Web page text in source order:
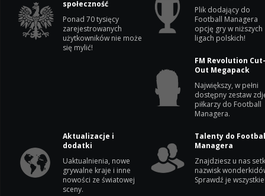
społeczność
Ponad 70 tysięcy
zarejestrowanych
użytkowników nie może
się mylić!
Plik dodający do
Football Managera
opcję gry w niższych
ligach polskich!
FM Revolution
Out Megapack
Największy, w pełni
dostępny zestaw
piłkarzy do Football
Managera.
Aktualizacje i
dodatki
Uaktualnienia, nowe
grywalne kraje i inne
nowości ze światowej
sceny.
Talenty do
Managera
Znajdziesz u nas
nazwisk
Sprawdź je